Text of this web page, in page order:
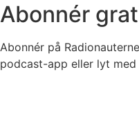
Abonnér
Abonnér på
podcast-app eller lyt